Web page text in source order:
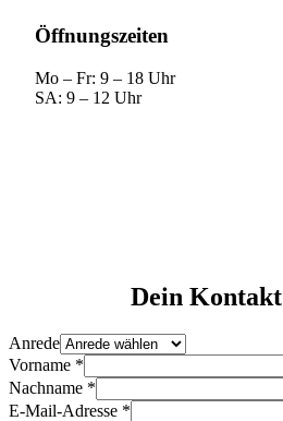
Öffnungszeiten
Mo – Fr: 9 – 18 Uhr
SA: 9 – 12 Uhr
Dein Kontakt
Anrede
Vorname *
Nachname *
E-Mail-Adresse *